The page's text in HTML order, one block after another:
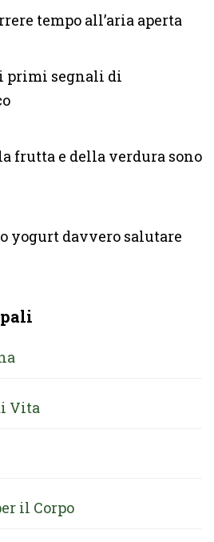
tempo all’aria aperta
primi segnali di
frutta e della verdura sono
yogurt davvero salutare
Vita
il Corpo